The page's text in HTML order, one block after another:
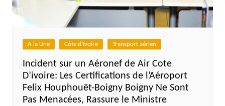
A la Une Côte d'Ivoire Transport aérien
Incident sur un Aéronef de Air Cote
D’ivoire: Les Certifications de l’Aéroport
Felix Houphouët-Boigny Boigny Ne Sont
Pas Menacées, Rassure le Ministre